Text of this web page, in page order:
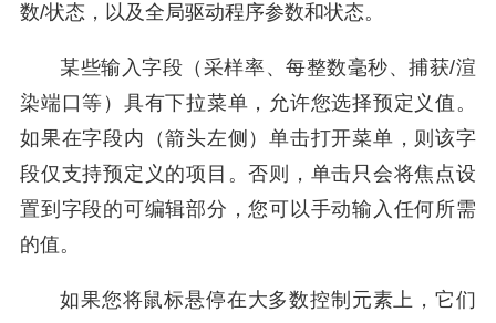
数/状态，以及全局驱动程序参数和状态。
某些输入字段（采样率、每整数毫秒、捕获/渲
染端口等）具有下拉菜单，允许您选择预定义值。
如果在字段内（箭头左侧）单击打开菜单，则该字
段仅支持预定义的项目。否则，单击只会将焦点设
置到字段的可编辑部分，您可以手动输入任何所需
的值。
如果您将鼠标悬停在大多数控制元素上，它们